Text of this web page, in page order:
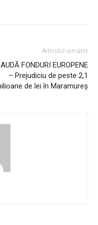
Articolul următor
FONDURI EUROPENE
– Prejudiciu de peste 2,1
de lei în Maramureș